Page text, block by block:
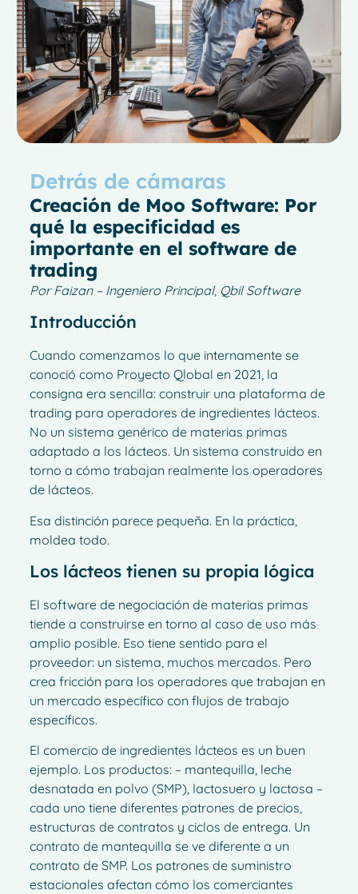
Detrás de cámaras
Creación de Moo Software: Por
qué la especificidad es
importante en el software de
trading
Por Faizan – Ingeniero Principal, Qbil Software
Introducción
Cuando comenzamos lo que internamente se
conoció como Proyecto Qlobal en 2021, la
consigna era sencilla: construir una plataforma de
trading para operadores de ingredientes lácteos.
No un sistema genérico de materias primas
adaptado a los lácteos. Un sistema construido en
torno a cómo trabajan realmente los operadores
de lácteos.
Esa distinción parece pequeña. En la práctica,
moldea todo.
Los lácteos tienen su propia lógica
El software de negociación de materias primas
tiende a construirse en torno al caso de uso más
amplio posible. Eso tiene sentido para el
proveedor: un sistema, muchos mercados. Pero
crea fricción para los operadores que trabajan en
un mercado específico con flujos de trabajo
específicos.
El comercio de ingredientes lácteos es un buen
ejemplo. Los productos: – mantequilla, leche
desnatada en polvo (SMP), lactosuero y lactosa –
cada uno tiene diferentes patrones de precios,
estructuras de contratos y ciclos de entrega. Un
contrato de mantequilla se ve diferente a un
contrato de SMP. Los patrones de suministro
estacionales afectan cómo los comerciantes